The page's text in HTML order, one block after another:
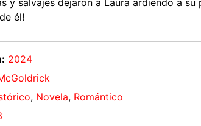
y salvajes dejaron a Laura ardiendo a
él!
2024
, Novela, Romántico